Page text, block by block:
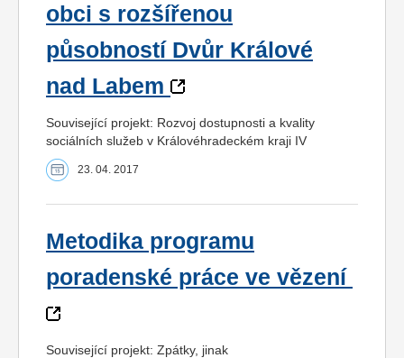
obci s rozšířenou
působností Dvůr Králové
nad Labem
Související projekt: Rozvoj dostupnosti a kvality
sociálních služeb v Královéhradeckém kraji IV
23. 04. 2017
Metodika programu
poradenské práce ve vězení
Související projekt: Zpátky, jinak